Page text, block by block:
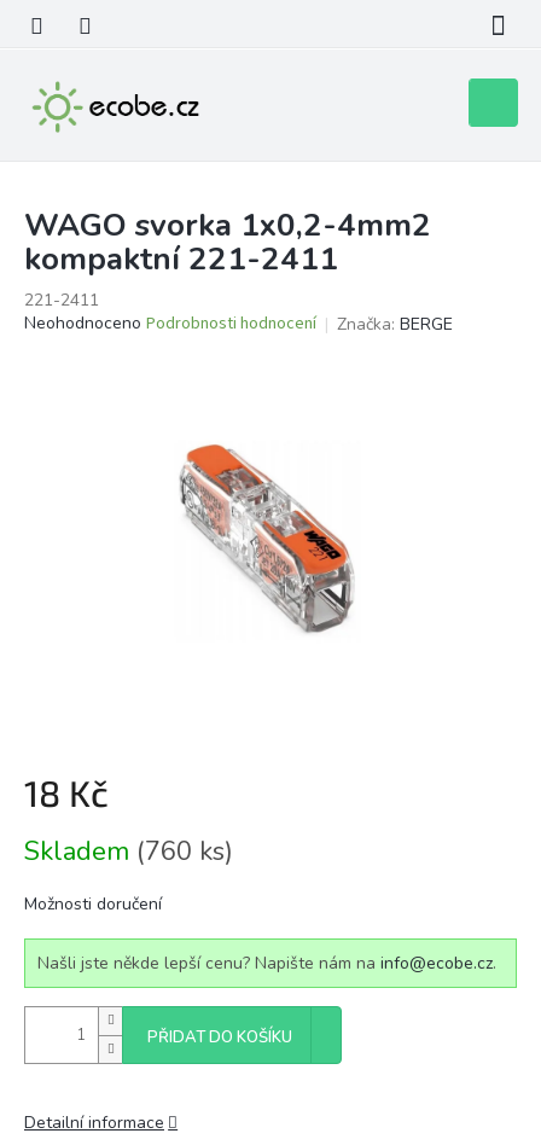
obsah
košík
WAGO svorka 1x0,2-4mm2
kompaktní 221-2411
221-2411
Průměrné
Neohodnoceno Podrobnosti hodnocení Značka: BERGE
18 Kč
cena:
Skladem (760 ks)
Možnosti doručení
Našli jste někde lepší cenu? Napište nám na info@ecobe.cz.
PŘIDAT DO KOŠÍKU
Detailní informace